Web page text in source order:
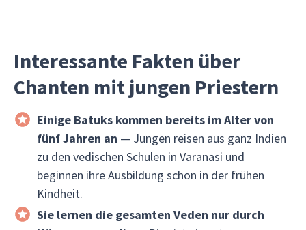
Interessante Fakten über
Chanten mit jungen Priestern
Einige Batuks kommen bereits im Alter von
fünf Jahren an — Jungen reisen aus ganz Indien
zu den vedischen Schulen in Varanasi und
beginnen ihre Ausbildung schon in der frühen
Kindheit.
Sie lernen die gesamten Veden nur durch